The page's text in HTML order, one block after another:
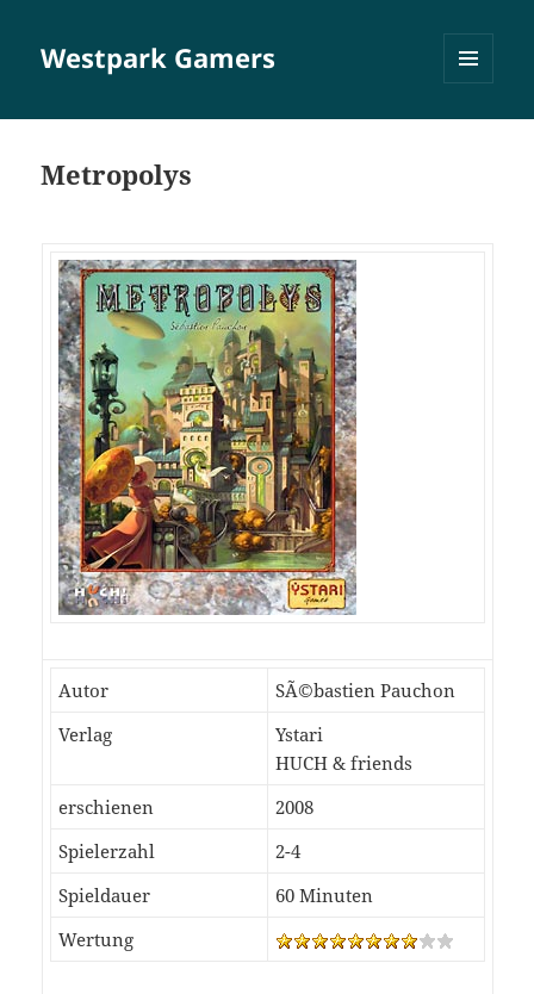
Westpark Gamers
Metropolys
Autor
SÃ©bastien Pauchon
Verlag
Ystari
HUCH & friends
erschienen
2008
Spielerzahl
2-4
Spieldauer
60 Minuten
Wertung